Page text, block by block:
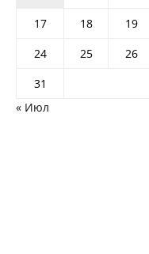
17
18 19
24
25 26
31
« Июл